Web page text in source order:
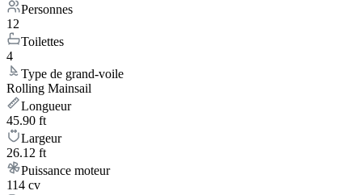
Personnes
12
Toilettes
4
Type de grand-voile
Rolling Mainsail
Longueur
45.90 ft
Largeur
26.12 ft
Puissance moteur
114 cv